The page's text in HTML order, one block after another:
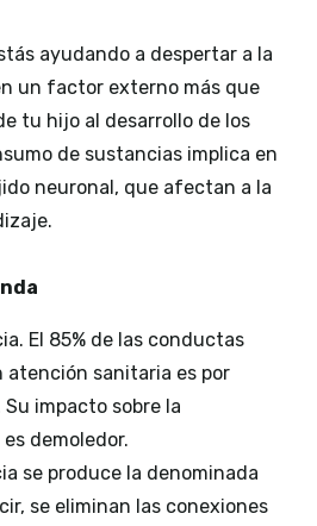
ayudando a despertar a la
un factor externo más que
tu hijo al desarrollo de los
de sustancias implica en
neuronal, que afectan a la
El 85% de las conductas
atención sanitaria es por
impacto sobre la
demoledor.
se produce la denominada
se eliminan las conexiones